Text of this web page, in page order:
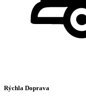
Rýchla Doprava